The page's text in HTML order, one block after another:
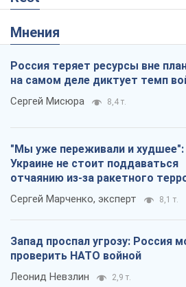
Мнения
Россия теряет ресурсы вне
на самом деле диктует темп
Сергей Мисюра 8,4 т.
"Мы уже переживали и худшее":
Украине не стоит поддаваться
отчаянию из-за ракетного
Сергей Марченко, эксперт 8,1 т.
Запад проспал угрозу: Россия
проверить НАТО войной
Леонид Невзлин 2,9 т.